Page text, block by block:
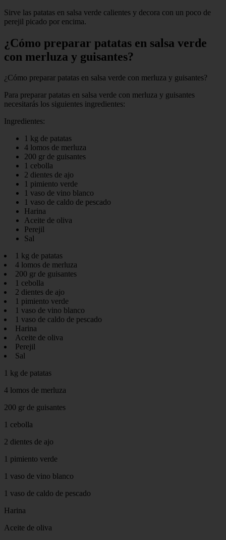
Sirve las patatas en salsa verde calientes y decora con un poco de
perejil picado por encima.
¿Cómo preparar patatas en salsa verde
con merluza y guisantes?
¿Cómo preparar patatas en salsa verde con merluza y guisantes?
Para preparar patatas en salsa verde con merluza y guisantes
necesitarás los siguientes ingredientes:
Ingredientes:
1 kg de patatas
4 lomos de merluza
200 gr de guisantes
1 cebolla
2 dientes de ajo
1 pimiento verde
1 vaso de vino blanco
1 vaso de caldo de pescado
Harina
Aceite de oliva
Perejil
Sal
1 kg de patatas
4 lomos de merluza
200 gr de guisantes
1 cebolla
2 dientes de ajo
1 pimiento verde
1 vaso de vino blanco
1 vaso de caldo de pescado
Harina
Aceite de oliva
Perejil
Sal
1 kg de patatas
4 lomos de merluza
200 gr de guisantes
1 cebolla
2 dientes de ajo
1 pimiento verde
1 vaso de vino blanco
1 vaso de caldo de pescado
Harina
Aceite de oliva